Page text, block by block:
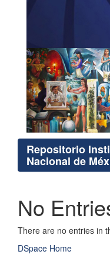
Repositorio
Nacional de
No
There are no entries in
DSpace Home